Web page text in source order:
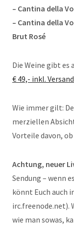
– Cantina della
– Cantina della
Brut Rosé
Die Weine gibt es
€ 49,- inkl.
Wie immer gilt:
merziellen
Vor­tei­le davon,
Achtung, neuer
Sen­dung – wenn
könnt Euch auch
irc.freenode.net).
wie man sowas,